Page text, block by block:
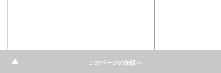
このページの先頭へ